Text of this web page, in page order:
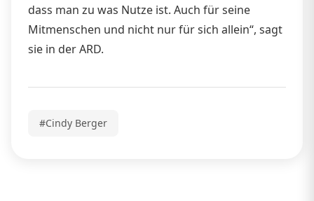
dass man zu was Nutze ist. Auch für seine
Mitmenschen und nicht nur für sich allein“, sagt
sie in der ARD.
#Cindy Berger